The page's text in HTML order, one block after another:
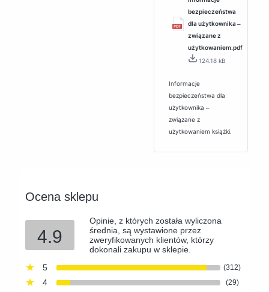
bezpieczeństwa
dla użytkownika ‒
związane z
użytkowaniem.pdf
124.18 kB
Informacje
bezpieczeństwa dla
użytkownika ‒
związane z
użytkowaniem książki.
Ocena sklepu
4.9
Opinie, z których została wyliczona
średnia, są wystawione przez
zweryfikowanych klientów, którzy
dokonali zakupu w sklepie.
5
(312)
4 (29)